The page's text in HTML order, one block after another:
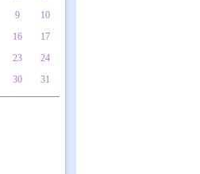
9
10
16
17
23
24
30 31